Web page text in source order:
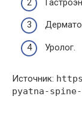
Уролог.
Источник:
pyatna-